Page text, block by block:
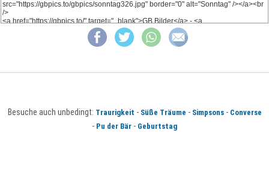
Besuche auch unbedingt: Traurigkeit - Süße Träume - Simpsons- Converse
- Pu der Bär - Geburtstag